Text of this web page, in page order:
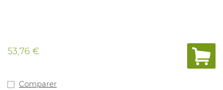
53,76 €
Comparer